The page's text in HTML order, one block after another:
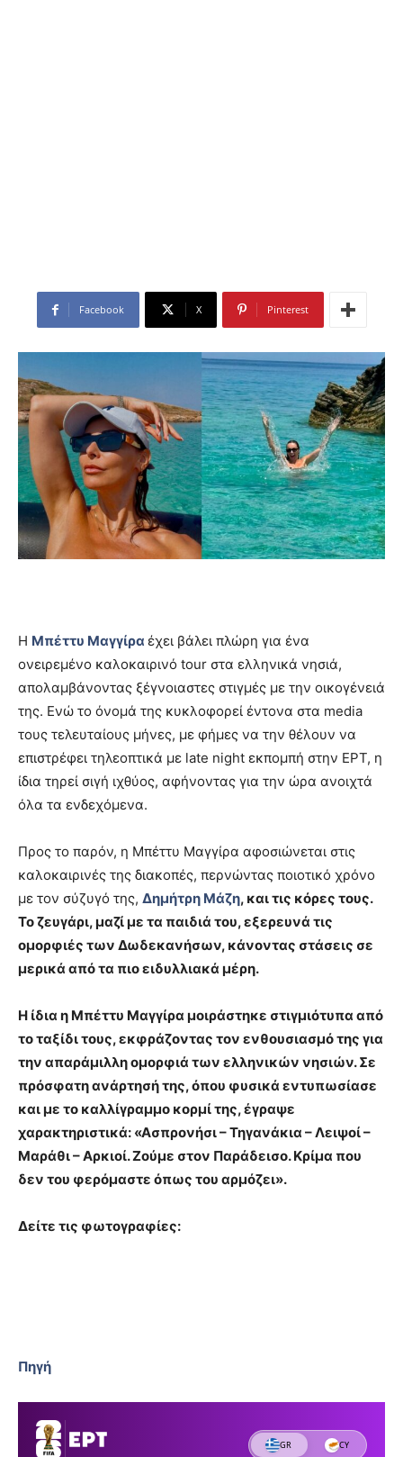
Facebook X Pinterest
Η Μπέττυ Μαγγίρα έχει βάλει πλώρη για ένα
ονειρεμένο καλοκαιρινό tour στα ελληνικά νησιά,
απολαμβάνοντας ξέγνοιαστες στιγμές με την οικογένειά
της. Ενώ το όνομά της κυκλοφορεί έντονα στα media
τους τελευταίους μήνες, με φήμες να την θέλουν να
επιστρέφει τηλεοπτικά με late night εκπομπή στην ΕΡΤ, η
ίδια τηρεί σιγή ιχθύος, αφήνοντας για την ώρα ανοιχτά
όλα τα ενδεχόμενα.
Προς το παρόν, η Μπέττυ Μαγγίρα αφοσιώνεται στις
καλοκαιρινές της διακοπές, περνώντας ποιοτικό χρόνο
με τον σύζυγό της, Δημήτρη Μάζη, και τις κόρες τους.
Το ζευγάρι, μαζί με τα παιδιά του, εξερευνά τις
ομορφιές των Δωδεκανήσων, κάνοντας στάσεις σε
μερικά από τα πιο ειδυλλιακά μέρη.
Η ίδια η Μπέττυ Μαγγίρα μοιράστηκε στιγμιότυπα από
το ταξίδι τους, εκφράζοντας τον ενθουσιασμό της για
την απαράμιλλη ομορφιά των ελληνικών νησιών. Σε
πρόσφατη ανάρτησή της, όπου φυσικά εντυπωσίασε
και με το καλλίγραμμο κορμί της, έγραψε
χαρακτηριστικά: «Ασπρονήσι – Τηγανάκια – Λειψοί –
Μαράθι – Αρκιοί. Ζούμε στον Παράδεισο. Κρίμα που
δεν του φερόμαστε όπως του αρμόζει».
Δείτε τις φωτογραφίες:
Πηγή